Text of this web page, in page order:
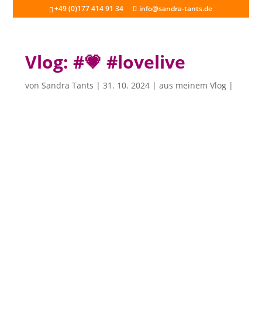
+49 (0)177 414 91 34 info@sandra-tants.de
Vlog: #💗 #lovelive
von Sandra Tants | 31. 10. 2024| aus meinem Vlog|